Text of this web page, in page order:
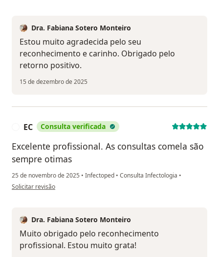
Dra. Fabiana Sotero Monteiro
Estou muito agradecida pelo seu
reconhecimento e carinho. Obrigado pelo
retorno positivo.
15 de dezembro de 2025
EC Consulta verificada
Excelente profissional. As consultas comela são
sempre otimas
25 de novembro de 2025 • Infectoped • Consulta Infectologia •
na opinião do utilizador EC
Solicitar revisão
Dra. Fabiana Sotero Monteiro
Muito obrigado pelo reconhecimento
profissional. Estou muito grata!